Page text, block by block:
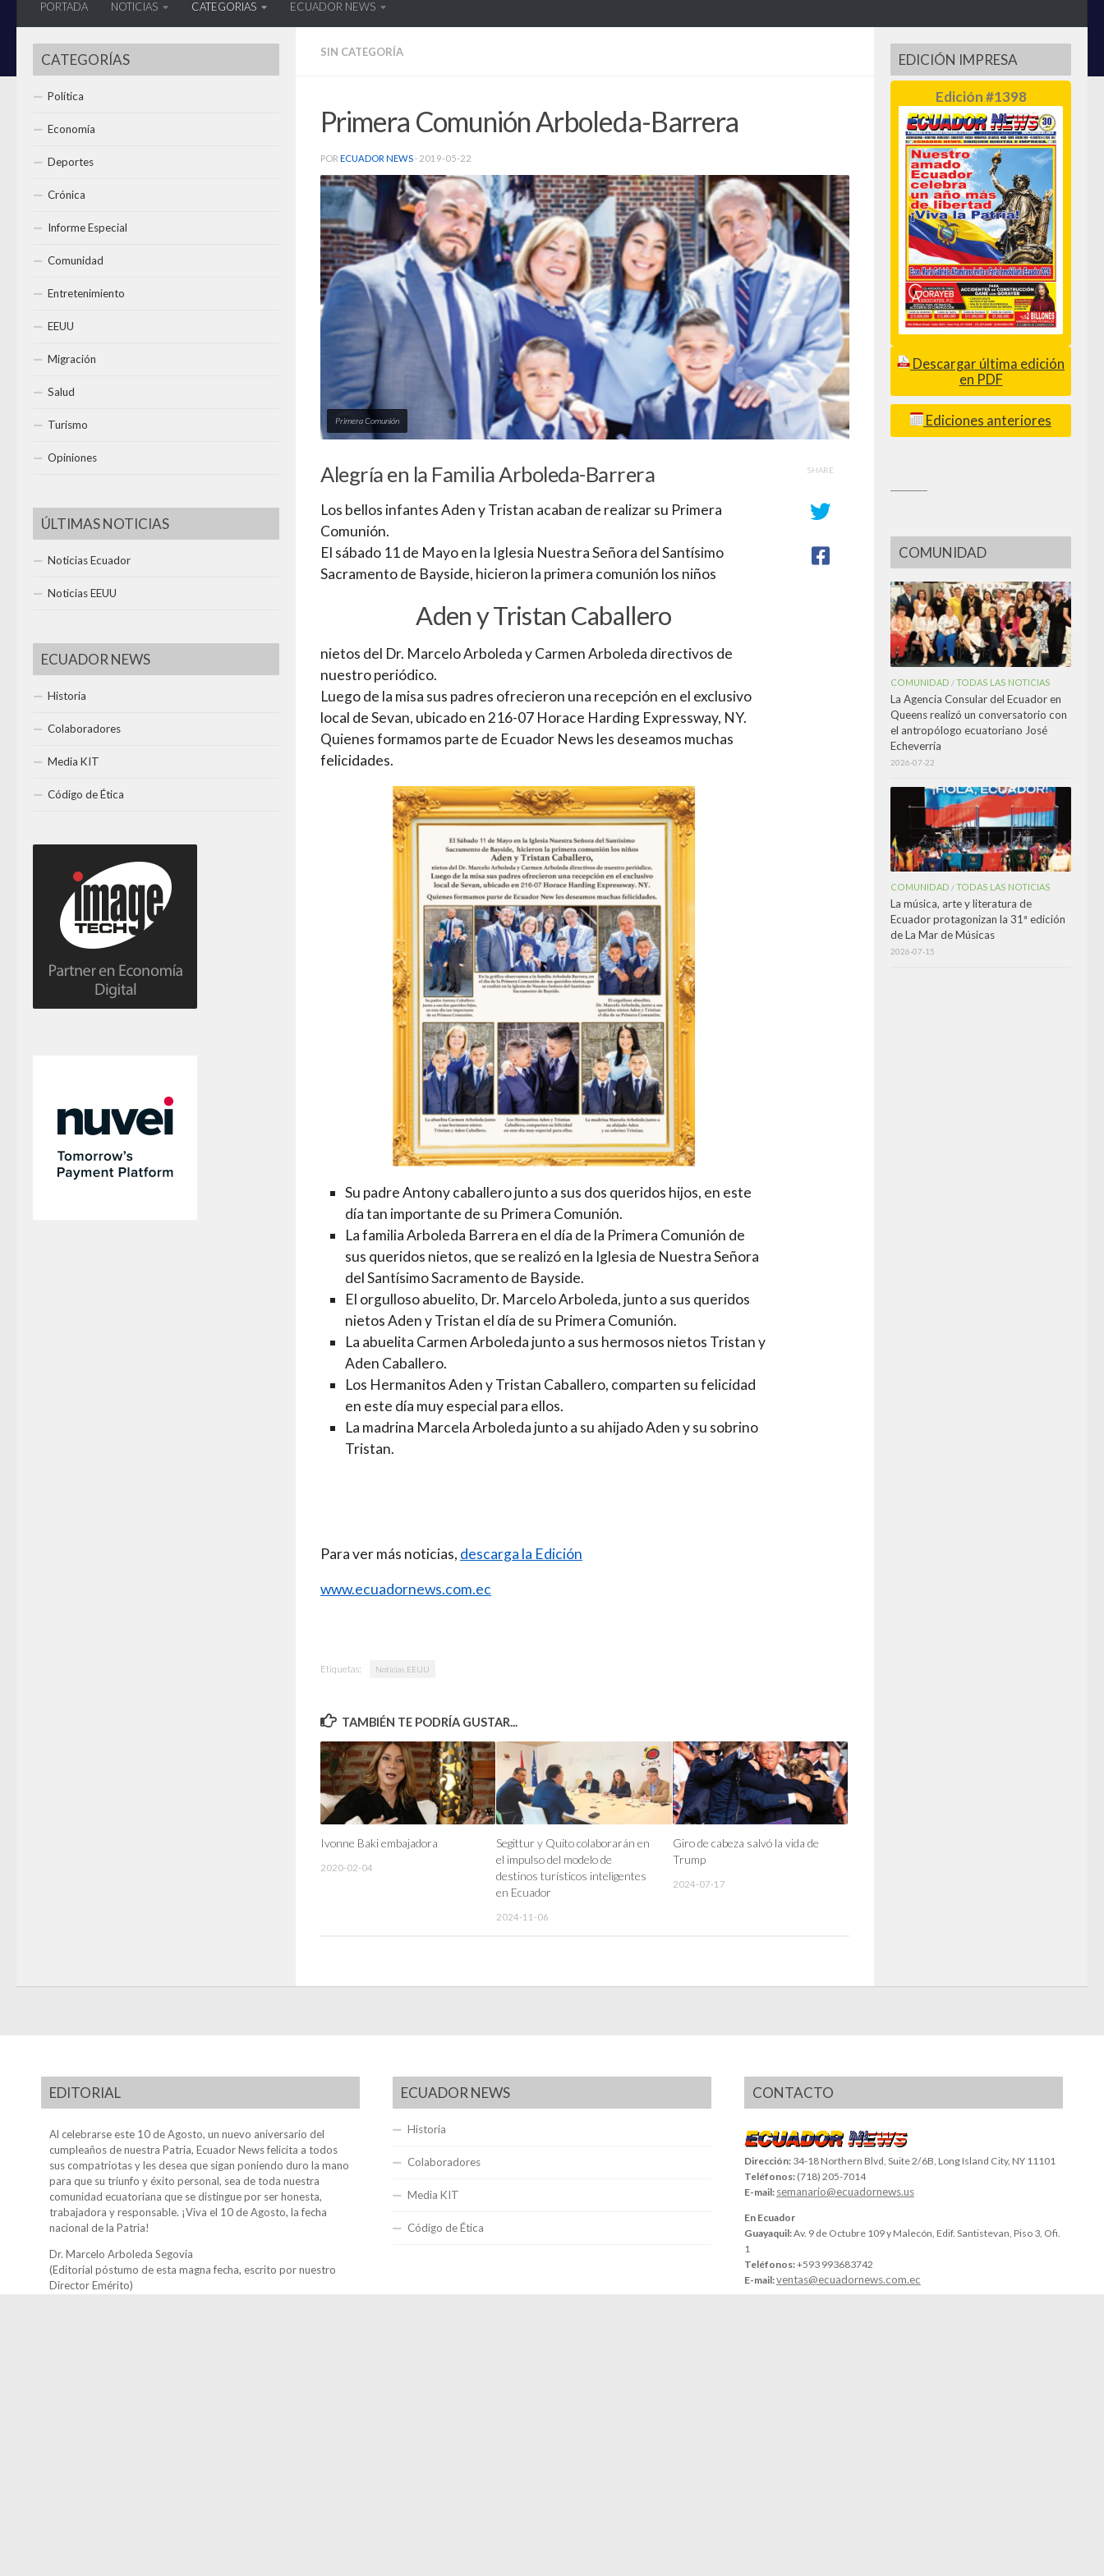
PORTADA NOTICIAS CATEGORIAS ECUADOR NEWS
SIN CATEGORÍA
Primera Comunión Arboleda-Barrera
POR ECUADOR NEWS · 2019-05-22
Primera Comunión
Alegría en la Familia Arboleda-Barrera
Los bellos infantes Aden y Tristan acaban de realizar su Primera
Comunión.
El sábado 11 de Mayo en la Iglesia Nuestra Señora del Santísimo
Sacramento de Bayside, hicieron la primera comunión los niños
Aden y Tristan Caballero
nietos del Dr. Marcelo Arboleda y Carmen Arboleda directivos de
nuestro periódico.
Luego de la misa sus padres ofrecieron una recepción en el exclusivo
local de Sevan, ubicado en 216-07 Horace Harding Expressway, NY.
Quienes formamos parte de Ecuador News les deseamos muchas
felicidades.
Su padre Antony caballero junto a sus dos queridos hijos, en este
día tan importante de su Primera Comunión.
La familia Arboleda Barrera en el día de la Primera Comunión de
sus queridos nietos, que se realizó en la Iglesia de Nuestra Señora
del Santísimo Sacramento de Bayside.
El orgulloso abuelito, Dr. Marcelo Arboleda, junto a sus queridos
nietos Aden y Tristan el día de su Primera Comunión.
La abuelita Carmen Arboleda junto a sus hermosos nietos Tristan y
Aden Caballero.
Los Hermanitos Aden y Tristan Caballero, comparten su felicidad
en este día muy especial para ellos.
La madrina Marcela Arboleda junto a su ahijado Aden y su sobrino
Tristan.
Para ver más noticias, descarga la Edición
www.ecuadornews.com.ec
SHARE
Etiquetas: Noticias EEUU
TAMBIÉN TE PODRÍA GUSTAR...
Ivonne Baki embajadora
2020-02-04
Segittur y Quito colaborarán en
el impulso del modelo de
destinos turísticos inteligentes
en Ecuador
2024-11-06
Giro de cabeza salvó la vida de
Trump
2024-07-17
CATEGORÍAS
Política
Economía
Deportes
Crónica
Informe Especial
Comunidad
Entretenimiento
EEUU
Migración
Salud
Turismo
Opiniones
ÚLTIMAS NOTICIAS
Noticias Ecuador
Noticias EEUU
ECUADOR NEWS
Historia
Colaboradores
Media KIT
Código de Ética
EDICIÓN IMPRESA
Edición #1398
Descargar última edición
en PDF
Ediciones anteriores
COMUNIDAD
COMUNIDAD /TODAS LAS NOTICIAS
La Agencia Consular del Ecuador en
Queens realizó un conversatorio con
el antropólogo ecuatoriano José
Echeverría
2026-07-22
COMUNIDAD /TODAS LAS NOTICIAS
La música, arte y literatura de
Ecuador protagonizan la 31ª edición
de La Mar de Músicas
2026-07-15
EDITORIAL
Al celebrarse este 10 de Agosto, un nuevo aniversario del
cumpleaños de nuestra Patria, Ecuador News felicita a todos
sus compatriotas y les desea que sigan poniendo duro la mano
para que su triunfo y éxito personal, sea de toda nuestra
comunidad ecuatoriana que se distingue por ser honesta,
trabajadora y responsable. ¡Viva el 10 de Agosto, la fecha
nacional de la Patria!
Dr. Marcelo Arboleda Segovia
(Editorial póstumo de esta magna fecha, escrito por nuestro
Director Emérito)
ECUADOR NEWS
Historia
Colaboradores
Media KIT
Código de Ética
CONTACTO
Dirección: 34-18 Northern Blvd, Suite 2/6B, Long Island City, NY 11101
Teléfonos: (718) 205-7014
E-mail: semanario@ecuadornews.us
En Ecuador
Guayaquil:Av. 9 de Octubre 109 y Malecón, Edif. Santistevan, Piso 3, Ofi.
1
Teléfonos:+593 993683742
E-mail:ventas@ecuadornews.com.ec